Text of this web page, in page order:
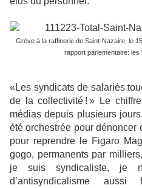
Grève à la raffinerie de Saint-Nazaire, le
rapport parlementaire: les
«Les syndicats de salariés
de la collectivité ! » Le
médias depuis plusieurs
été orchestrée pour dénoncer
pour reprendre le Figaro
gogo, permanents par
je suis syndicaliste, je
d’antisyndicalisme